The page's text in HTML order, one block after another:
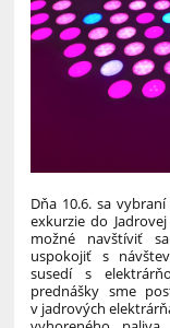
Dňa 10.6. sa
exkurzie do
možné navštíviť
uspokojiť s
susedí s
prednášky sme
v jadrových